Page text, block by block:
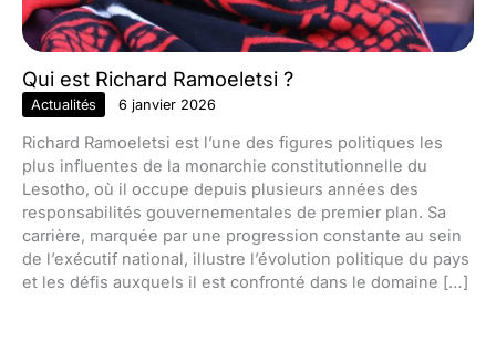
Qui est Richard Ramoeletsi ?
Actualités 6 janvier 2026
Richard Ramoeletsi est l’une des figures politiques les
plus influentes de la monarchie constitutionnelle du
Lesotho, où il occupe depuis plusieurs années des
responsabilités gouvernementales de premier plan. Sa
carrière, marquée par une progression constante au sein
de l’exécutif national, illustre l’évolution politique du pays
et les défis auxquels il est confronté dans le domaine […]